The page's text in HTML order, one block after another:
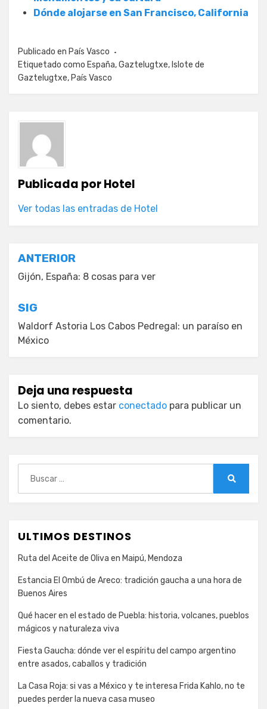
Dónde alojarse en San Francisco, California
Publicado en País Vasco
Etiquetado como España,Gaztelugtxe, Islote de
Gaztelugtxe, País Vasco
Publicada porHotel
Ver todas las entradas de Hotel
Navegación
de
entradas
ANTERIOR
Gijón, España: 8 cosas para ver
SIG
Waldorf Astoria Los Cabos Pedregal: un paraíso en
México
Deja una respuesta
Lo siento, debes estar conectado para publicar un
comentario.
ULTIMOS DESTINOS
Ruta del Aceite de Oliva en Maipú, Mendoza
Estancia El Ombú de Areco: tradición gaucha a una hora de
Buenos Aires
Qué hacer en el estado de Puebla: historia, volcanes, pueblos
mágicos y naturaleza viva
Fiesta Gaucha: dónde ver el espíritu del campo argentino
entre asados, caballos y tradición
La Casa Roja: si vas a México y te interesa Frida Kahlo, no te
puedes perder la nueva casa museo